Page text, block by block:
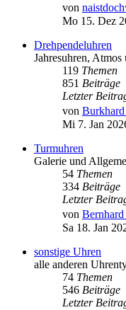
von
Mo 15. Dez
Drehpendeluhren
Jahresuhren, Atmos
119 Themen
851 Beiträge
Letzter
von Burkhard
Mi 7. Jan
Turmuhren
Galerie und
54 Themen
334 Beiträge
Letzter
von Bernhard
Sa 18. Jan
sonstige Uhren
alle anderen
74 Themen
546 Beiträge
Letzter